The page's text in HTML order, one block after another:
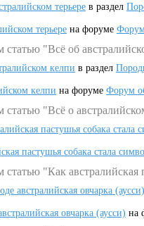
терьере в раздел
терьере на форуме
"Всё об
келпи в раздел
келпи на форуме Форум
статью "Всё о
пастушья собака
пастушья собака стала
"Как
австралийская овчарка (аусси)
овчарка (аусси) на